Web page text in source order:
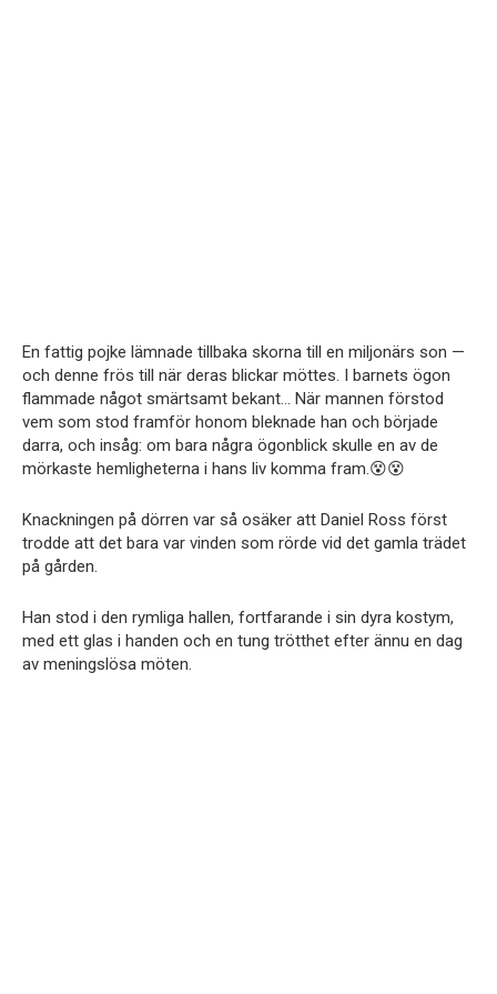
En fattig pojke lämnade tillbaka skorna till en miljonärs son —
och denne frös till när deras blickar möttes. I barnets ögon
flammade något smärtsamt bekant… När mannen förstod
vem som stod framför honom bleknade han och började
darra, och insåg: om bara några ögonblick skulle en av de
mörkaste hemligheterna i hans liv komma fram.😵😵
Knackningen på dörren var så osäker att Daniel Ross först
trodde att det bara var vinden som rörde vid det gamla trädet
på gården.
Han stod i den rymliga hallen, fortfarande i sin dyra kostym,
med ett glas i handen och en tung trötthet efter ännu en dag
av meningslösa möten.